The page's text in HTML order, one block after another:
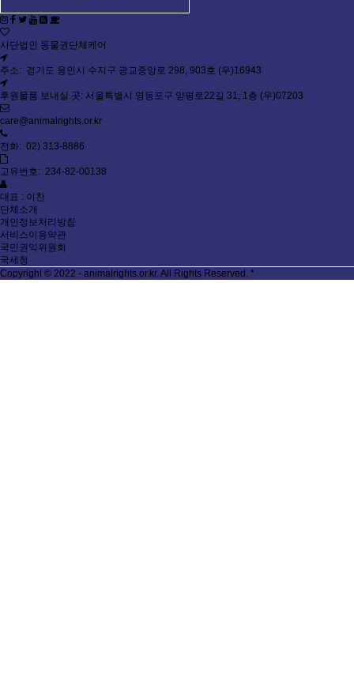
사단법인 동물권단체케어
주소: 경기도 용인시 수지구 광교중앙로 298, 903호 (우)16943
후원물품 보내실 곳: 서울특별시 영등포구 양평로22길 31, 1층 (우)07203
care@animalrights.or.kr
전화: 02) 313-8886
고유번호: 234-82-00138
대표 : 이찬
단체소개
개인정보처리방침
서비스이용약관
국민권익위원회
국세청
Copyright © 2022 - animalrights.or.kr. All Rights Reserved. *